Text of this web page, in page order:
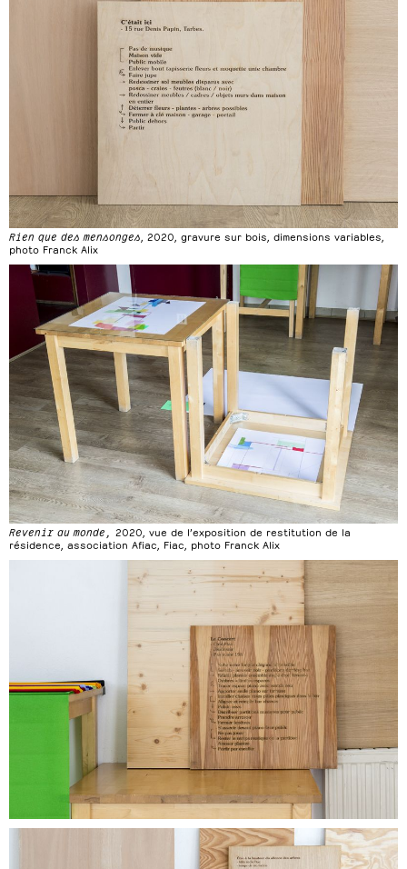
Rien que des mensonges , 2020, gravure sur bois, dimensions variables,
photo Franck Alix
Revenir au monde, 2020, vue de l’exposition de restitution de la
résidence, association Afiac, Fiac, photo Franck Alix